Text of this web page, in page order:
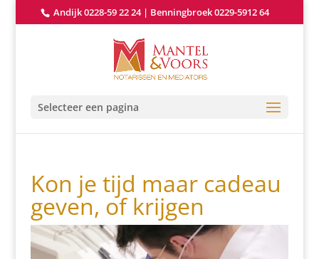
Andijk 0228-59 22 24| Benningbroek 0229-5912 64
Selecteer een pagina
Kon je tijd maar cadeau
geven, of krijgen